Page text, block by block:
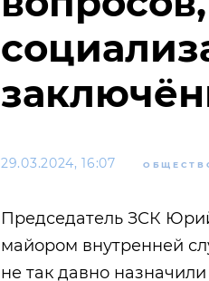
29.03.2024, 16:07
Председатель ЗСК
майором внутренней
не так давно